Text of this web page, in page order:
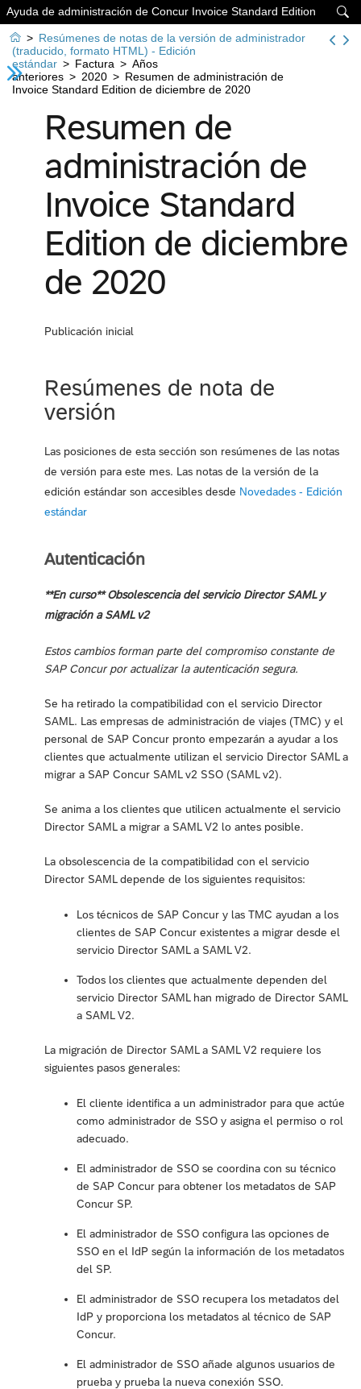

Ayuda de administración de Concur Invoice Standard Edition
 > Resúmenes de notas de la versión de administrador
(traducido, formato HTML) - Edición
estándar > Factura > Años
anteriores > 2020 > Resumen de administración de
Invoice Standard Edition de diciembre de 2020
Resumen de
administración de
Invoice Standard
Edition de diciembre
de 2020
Publicación inicial
Resúmenes de nota de
versión
Las posiciones de esta sección son resúmenes de las notas
de versión para este mes. Las notas de la versión de la
edición estándar son accesibles desde Novedades - Edición
estándar
Autenticación
**En curso** Obsolescencia del servicio Director SAML y
migración a SAML v2
Estos cambios forman parte del compromiso constante de
SAP Concur por actualizar la autenticación segura.
Se ha retirado la compatibilidad con el servicio Director
SAML. Las empresas de administración de viajes (TMC) y el
personal de SAP Concur pronto empezarán a ayudar a los
clientes que actualmente utilizan el servicio Director SAML a
migrar a SAP Concur SAML v2 SSO (SAML v2).
Se anima a los clientes que utilicen actualmente el servicio
Director SAML a migrar a SAML V2 lo antes posible.
La obsolescencia de la compatibilidad con el servicio
Director SAML depende de los siguientes requisitos:
Los técnicos de SAP Concur y las TMC ayudan a los
clientes de SAP Concur existentes a migrar desde el
servicio Director SAML a SAML V2.
Todos los clientes que actualmente dependen del
servicio Director SAML han migrado de Director SAML
a SAML V2.
La migración de Director SAML a SAML V2 requiere los
siguientes pasos generales:
El cliente identifica a un administrador para que actúe
como administrador de SSO y asigna el permiso o rol
adecuado.
El administrador de SSO se coordina con su técnico
de SAP Concur para obtener los metadatos de SAP
Concur SP.
El administrador de SSO configura las opciones de
SSO en el IdP según la información de los metadatos
del SP.
El administrador de SSO recupera los metadatos del
IdP y proporciona los metadatos al técnico de SAP
Concur.
El administrador de SSO añade algunos usuarios de
prueba y prueba la nueva conexión SSO.